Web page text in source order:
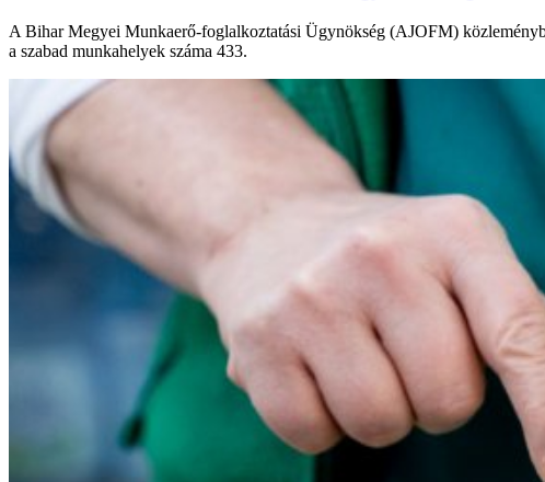
A Bihar Megyei Munkaerő-foglalkoztatási Ügynökség (AJOFM)
a szabad munkahelyek száma 433.